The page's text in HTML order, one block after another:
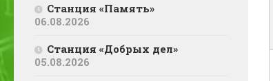
Станция «Память»
06.08.2026
Станция «Добрых дел»
05.08.2026